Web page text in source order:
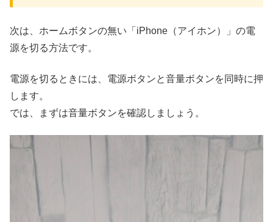
次は、ホームボタンの無い「iPhone（アイホン）」の電
源を切る方法です。
電源を切るときには、電源ボタンと音量ボタンを同時に押
します。
では、まずは音量ボタンを確認しましょう。